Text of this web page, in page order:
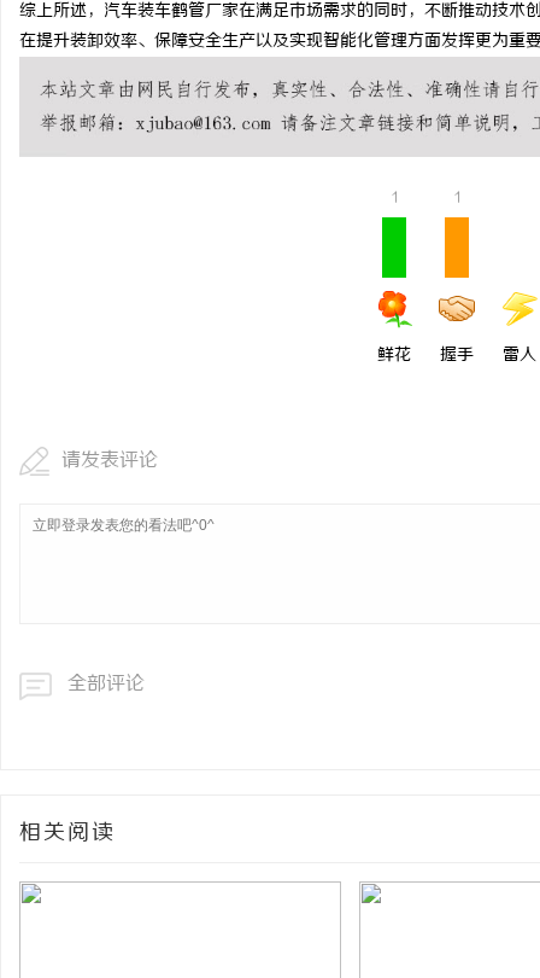
综上所述，汽车装车鹤管厂家在满足市场需求的同时，不断推动技
在提升装卸效率、保障安全生产以及实现智能化管理方面发挥更为重
1
鲜花
1
握手 雷人
请发表评论
全部评论
相关阅读
激光切管机：现代制造